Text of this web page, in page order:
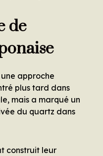
de
approche
plus tard dans
mais a marqué un
du quartz dans
construit leur